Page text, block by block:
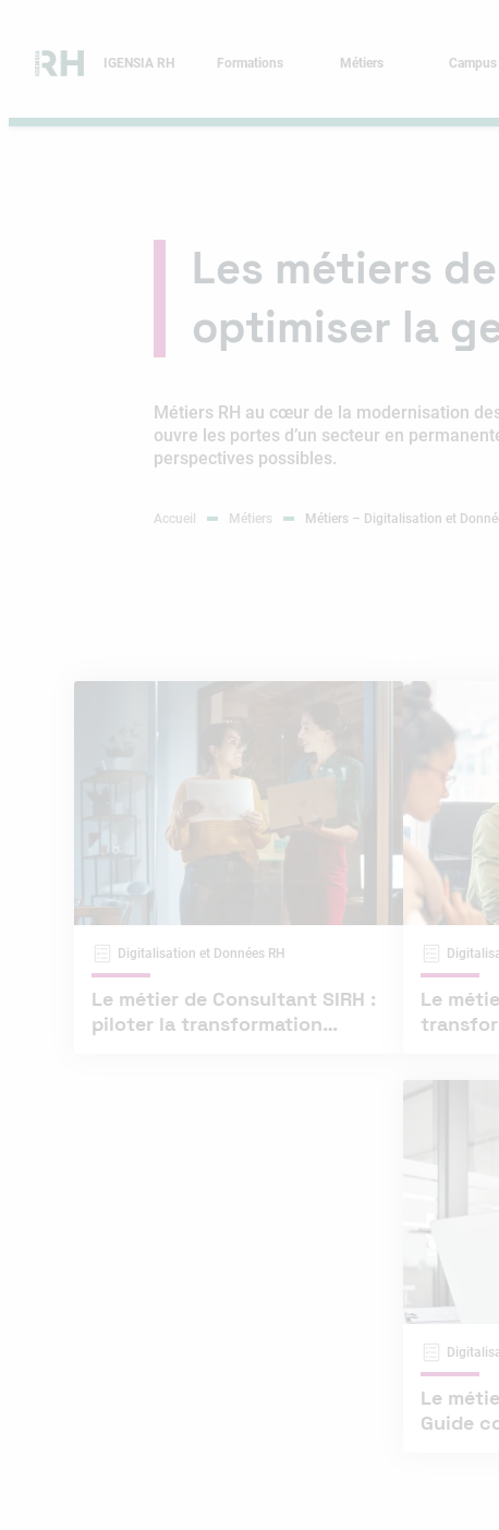
contenu
IGENSIA RH Formations Métiers Campus
Les métiers
optimiser la
Métiers RH au cœur de la modernisation
ouvre les portes d’un secteur en
perspectives possibles.
Accueil Métiers Métiers – Digitalisation et
Digitalisation et Données RH
Le métier de Consultant SIRH :
piloter la transformation
Le
Le
Guide